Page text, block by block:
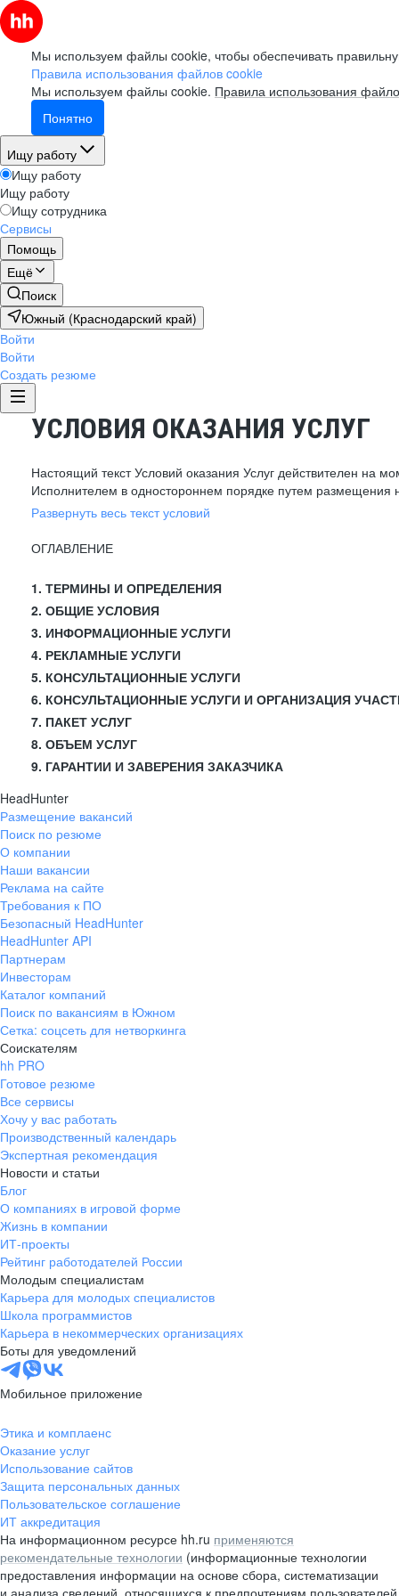
Мы используем файлы cookie, чтобы обеспечивать
Правила использования файлов cookie
Мы используем файлы cookie. Правила использования
Понятно
Ищу работу
Ищу работу
Ищу работу
Ищу сотрудника
Сервисы
Помощь
Ещё
Поиск
Южный (Краснодарский край)
Войти
Войти
Создать резюме
УСЛОВИЯ ОКАЗАНИЯ УСЛУГ
Настоящий текст Условий оказания Услуг действителен на
Исполнителем в одностороннем порядке путем размещения
Развернуть весь текст условий
ОГЛАВЛЕНИЕ
1. ТЕРМИНЫ И ОПРЕДЕЛЕНИЯ
2. ОБЩИЕ УСЛОВИЯ
3. ИНФОРМАЦИОННЫЕ УСЛУГИ
4. РЕКЛАМНЫЕ УСЛУГИ
5. КОНСУЛЬТАЦИОННЫЕ УСЛУГИ
6. КОНСУЛЬТАЦИОННЫЕ УСЛУГИ И ОРГАНИЗАЦИЯ
7. ПАКЕТ УСЛУГ
8. ОБЪЕМ УСЛУГ
9. ГАРАНТИИ И ЗАВЕРЕНИЯ ЗАКАЗЧИКА
HeadHunter
Размещение вакансий
Поиск по резюме
О компании
Наши вакансии
Реклама на сайте
Требования к ПО
Безопасный HeadHunter
HeadHunter API
Партнерам
Инвесторам
Каталог компаний
Поиск по вакансиям в Южном
Сетка: соцсеть для нетворкинга
Соискателям
hh PRO
Готовое резюме
Все сервисы
Хочу у вас работать
Производственный календарь
Экспертная рекомендация
Новости и статьи
Блог
О компаниях в игровой форме
Жизнь в компании
ИТ-проекты
Рейтинг работодателей России
Молодым специалистам
Карьера для молодых специалистов
Школа программистов
Карьера в некоммерческих организациях
Боты для уведомлений
Мобильное приложение
Этика и комплаенс
Оказание услуг
Использование сайтов
Защита персональных данных
Пользовательское соглашение
ИТ аккредитация
На информационном ресурсе hh.ru применяются
рекомендательные технологии (информационные технологии
предоставления информации на основе сбора, систематизации
и анализа сведений, относящихся к предпочтениям пользователей